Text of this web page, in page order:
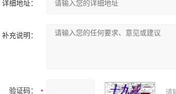
详细地址：
补充说明：
验证码： 请